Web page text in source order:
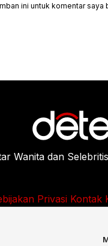
ini untuk komentar saya
Wanita dan
Privasi Kontak